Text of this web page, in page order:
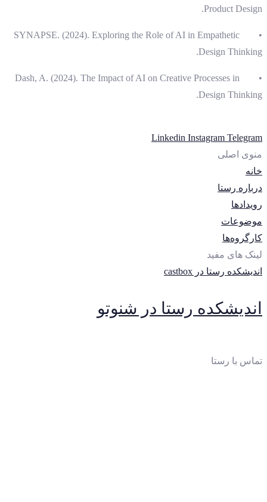
Product Design.
• SYNAPSE. (2024). Exploring the Role of AI in Empathetic
Design Thinking.
• Dash, A. (2024). The Impact of AI on Creative Processes in
Design Thinking.
Linkedin Instagram Telegram
منوی اصلی
خانه
درباره رستا
رویدادها
موضوعات
کارگروه‌ها
لینک های مفید
اندیشکده رستا در castbox
اندیشکده رستا در شنوتو
تماس با رستا